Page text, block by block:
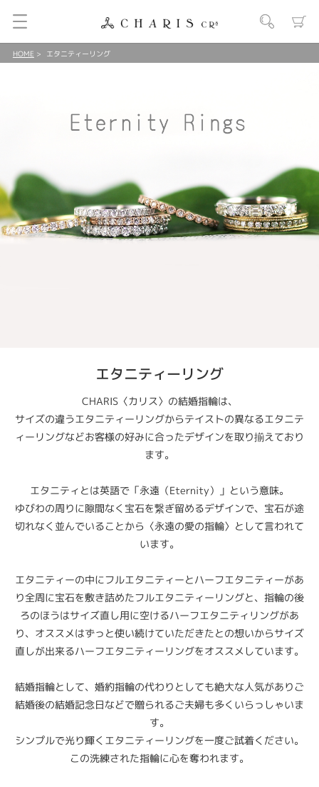
HOME エタニティーリング
エタニティーリング
CHARIS〈カリス〉の結婚指輪は、
サイズの違うエタニティーリングからテイストの異なるエタニテ
ィーリングなどお客様の好みに合ったデザインを取り揃えており
ます。
エタニティとは英語で「永遠（Eternity）」という意味。
ゆびわの周りに隙間なく宝石を繋ぎ留めるデザインで、宝石が途
切れなく並んでいることから〈永遠の愛の指輪〉として言われて
います。
エタニティーの中にフルエタニティーとハーフエタニティーがあ
り全周に宝石を敷き詰めたフルエタニティーリングと、指輪の後
ろのほうはサイズ直し用に空けるハーフエタニティリングがあ
り、オススメはずっと使い続けていただきたとの想いからサイズ
直しが出来るハーフエタニティーリングをオススメしています。
結婚指輪として、婚約指輪の代わりとしても絶大な人気がありご
結婚後の結婚記念日などで贈られるご夫婦も多くいらっしゃいま
す。
シンプルで光り輝くエタニティーリングを一度ご試着ください。
この洗練された指輪に心を奪われます。